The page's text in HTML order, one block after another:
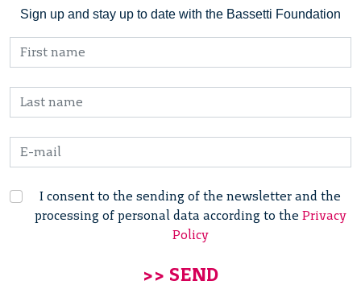
Sign up and stay up to date with the Bassetti Foundation
I consent to the sending of the newsletter and the
processing of personal data according to the Privacy
Policy